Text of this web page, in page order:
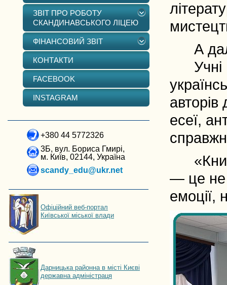
ЗВІТ ПРО РОБОТУ
СКАНДИНАВСЬКОГО ЛІЦЕЮ
ФІНАНСОВИЙ ЗВІТ
КОНТАКТИ
FACEBOOK
INSTAGRAM
+380 44 5772326
3Б, вул. Бориса Гмирі,
м. Київ, 02144, Україна
scandy_edu@ukr.net
Офіційний веб-портал
Київської міської влади
Дарницька районна в місті Києві
державна адміністраця
А
Учні
авторів
есеї,
— це не
емоції,